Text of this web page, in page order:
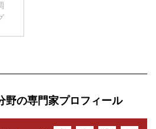
野の専門家プロフィール